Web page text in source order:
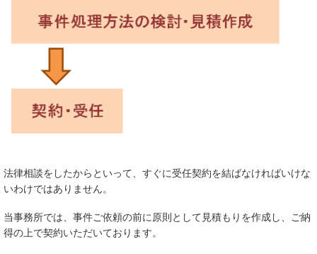
法律相談をしたからといって、すぐに受任契約を結ばなければいけな
いわけではありません。
当事務所では、事件ご依頼の前に原則として見積もりを作成し、ご納
得の上で契約いただいております。